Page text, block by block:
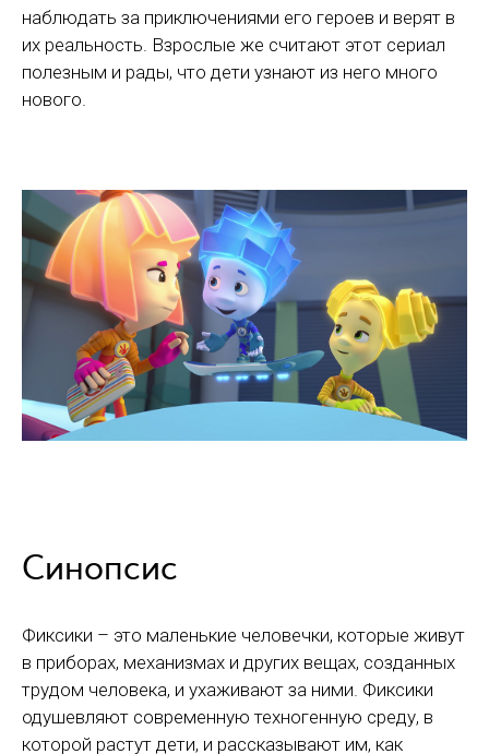
наблюдать за приключениями его героев и верят в
их реальность. Взрослые же считают этот сериал
полезным и рады, что дети узнают из него много
нового.
Синопсис
Фиксики – это маленькие человечки, которые живут
в приборах, механизмах и других вещах, созданных
трудом человека, и ухаживают за ними. Фиксики
одушевляют современную техногенную среду, в
которой растут дети, и рассказывают им, как